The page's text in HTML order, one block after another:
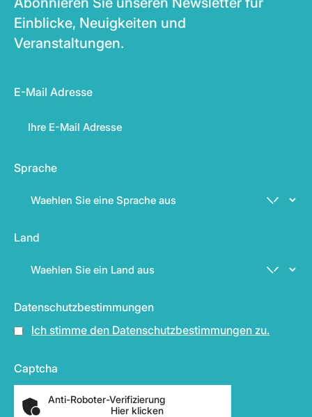
Einblicke, Neuigkeiten und
Veranstaltungen.
E-Mail Adresse
Sprache
Land
Datenschutzbestimmungen
Ich stimme den Datenschutzbestimmungen zu.
Captcha
Anti-Roboter-Verifizierung
Hier klicken